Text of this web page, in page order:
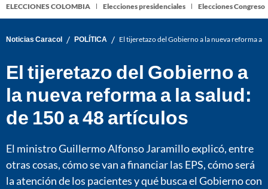
ELECCIONES COLOMBIA Elecciones presidenciales Elecciones Congreso
Noticias Caracol / POLÍTICA / El tijeretazo del Gobierno a la nueva reforma a
El tijeretazo del Gobierno a
la nueva reforma a la salud:
de 150 a 48 artículos
El ministro Guillermo Alfonso Jaramillo explicó, entre
otras cosas, cómo se van a financiar las EPS, cómo será
la atención de los pacientes y qué busca el Gobierno con